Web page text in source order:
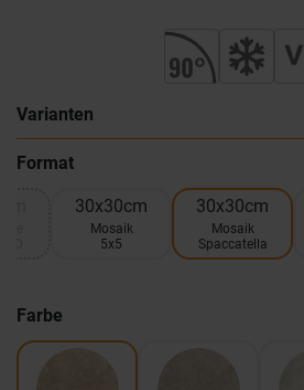
Varianten
Format
30x30cm
Mosaik
5x5
30x30cm
Mosaik
Spaccatella
Farbe